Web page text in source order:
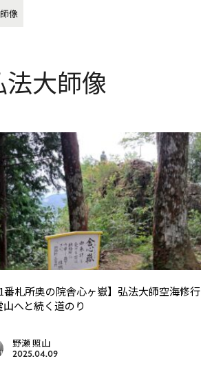
像
法大師像
番札所奥の院舎心ヶ嶽】弘法大師空海修行
山へと続く道のり
野瀬 照山
2025.04.09